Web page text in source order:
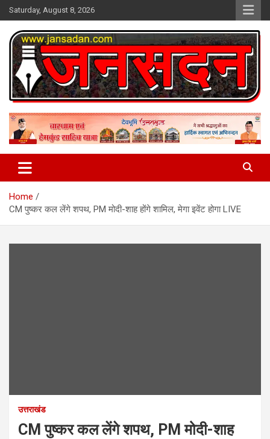
Skip
to
content
Saturday, August 8, 2026
Jan Sadan
Home
CM पुष्कर कल लेंगे शपथ, PM मोदी-शाह होंगे शामिल, मेगा इवेंट होगा LIVE
उत्तराखंड
CM पुष्कर कल लेंगे शपथ, PM मोदी-शाह